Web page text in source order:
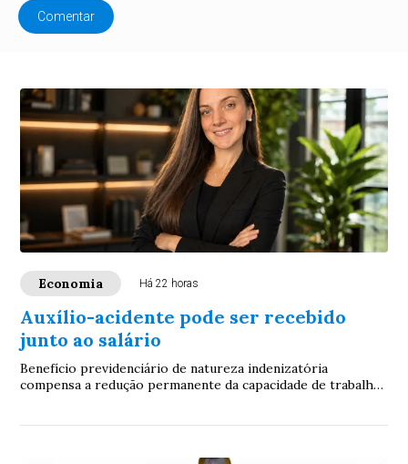
Comentar
Economia Há 22 horas
Auxílio-acidente pode ser recebido
junto ao salário
Benefício previdenciário de natureza indenizatória
compensa a redução permanente da capacidade de trabalho